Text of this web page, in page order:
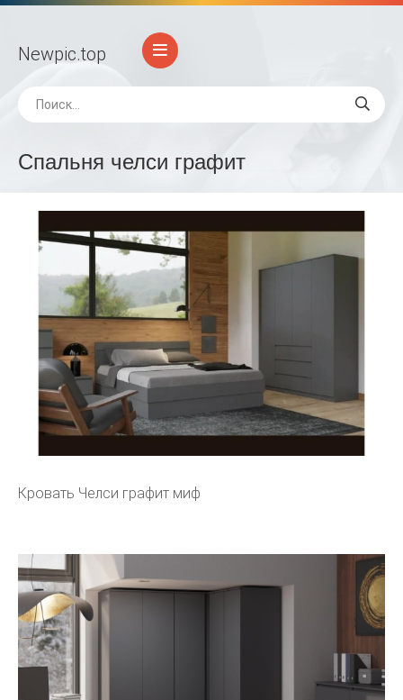
Newpic.top
Спальня челси графит
Кровать Челси графит миф